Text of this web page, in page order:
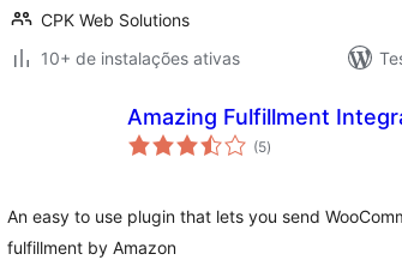
CPK Web Solutions
10+ de instalações ativas
Amazing Fulfillment
(5total
de
)
An easy to use plugin that lets you send
fulfillment by Amazon